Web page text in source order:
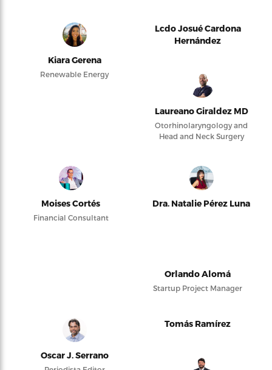
Kiara Gerena
Renewable Energy
Lcdo Josué Cardona
Hernández
Laureano Giraldez MD
Otorhinolaryngology and
Head and Neck Surgery
Moises Cortés
Financial Consultant
Dra. Natalie Pérez Luna
Orlando Alomá
Startup Project Manager
Oscar J. Serrano
Tomás Ramírez